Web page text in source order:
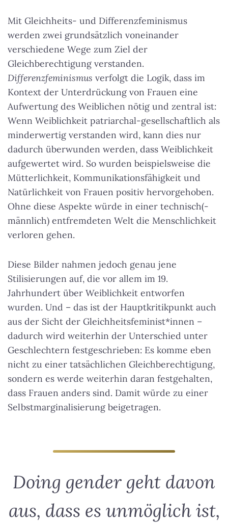
Mit Gleichheits- und Differenzfeminismus
werden zwei grundsätzlich voneinander
verschiedene Wege zum Ziel der
Gleichberechtigung verstanden.
Differenzfeminismus verfolgt die Logik, dass im
Kontext der Unterdrückung von Frauen eine
Aufwertung des Weiblichen nötig und zentral ist:
Wenn Weiblichkeit patriarchal-gesellschaftlich als
minderwertig verstanden wird, kann dies nur
dadurch überwunden werden, dass Weiblichkeit
aufgewertet wird. So wurden beispielsweise die
Mütterlichkeit, Kommunikationsfähigkeit und
Natürlichkeit von Frauen positiv hervorgehoben.
Ohne diese Aspekte würde in einer technisch(-
männlich) entfremdeten Welt die Menschlichkeit
verloren gehen.
Diese Bilder nahmen jedoch genau jene
Stilisierungen auf, die vor allem im 19.
Jahrhundert über Weiblichkeit entworfen
wurden. Und – das ist der Hauptkritikpunkt auch
aus der Sicht der Gleichheitsfeminist*innen –
dadurch wird weiterhin der Unterschied unter
Geschlechtern festgeschrieben: Es komme eben
nicht zu einer tatsächlichen Gleichberechtigung,
sondern es werde weiterhin daran festgehalten,
dass Frauen anders sind. Damit würde zu einer
Selbstmarginalisierung beigetragen.
Doing gender geht davon
aus, dass es unmöglich ist,